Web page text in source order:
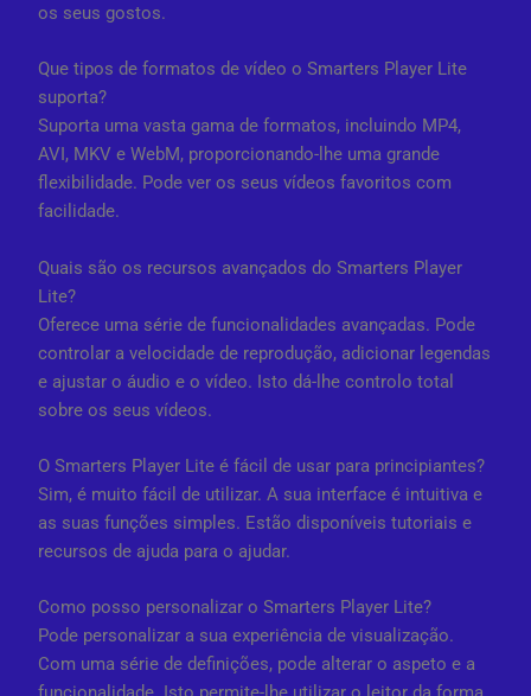
os seus gostos.
Que tipos de formatos de vídeo o Smarters Player Lite
suporta?
Suporta uma vasta gama de formatos, incluindo MP4,
AVI, MKV e WebM, proporcionando-lhe uma grande
flexibilidade. Pode ver os seus vídeos favoritos com
facilidade.
Quais são os recursos avançados do Smarters Player
Lite?
Oferece uma série de funcionalidades avançadas. Pode
controlar a velocidade de reprodução, adicionar legendas
e ajustar o áudio e o vídeo. Isto dá-lhe controlo total
sobre os seus vídeos.
O Smarters Player Lite é fácil de usar para principiantes?
Sim, é muito fácil de utilizar. A sua interface é intuitiva e
as suas funções simples. Estão disponíveis tutoriais e
recursos de ajuda para o ajudar.
Como posso personalizar o Smarters Player Lite?
Pode personalizar a sua experiência de visualização.
Com uma série de definições, pode alterar o aspeto e a